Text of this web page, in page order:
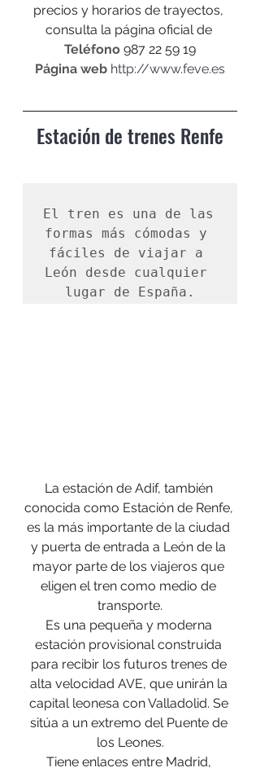
precios y horarios de trayectos,
consulta la página oficial de
Teléfono 987 22 59 19
Página web http://www.feve.es
Estación de trenes Renfe
El tren es una de las
formas más cómodas y
fáciles de viajar a
León desde cualquier
lugar de España.
La estación de Adif, también
conocida como Estación de Renfe,
es la más importante de la ciudad
y puerta de entrada a León de la
mayor parte de los viajeros que
eligen el tren como medio de
transporte.
Es una pequeña y moderna
estación provisional construida
para recibir los futuros trenes de
alta velocidad AVE, que unirán la
capital leonesa con Valladolid. Se
sitúa a un extremo del Puente de
los Leones.
Tiene enlaces entre Madrid,